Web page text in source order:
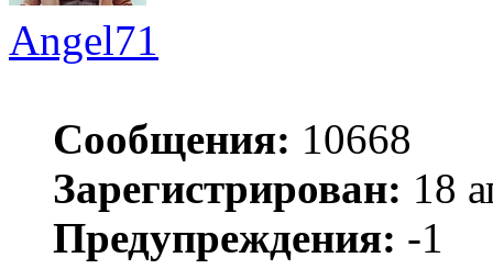
Angel71
Сообщения: 10668
Зарегистрирован: 18
Предупреждения: -1